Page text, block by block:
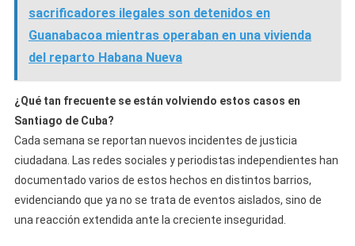
sacrificadores ilegales son detenidos en
Guanabacoa mientras operaban en una vivienda
del reparto Habana Nueva
¿Qué tan frecuente se están volviendo estos casos en
Santiago de Cuba?
Cada semana se reportan nuevos incidentes de justicia
ciudadana. Las redes sociales y periodistas independientes han
documentado varios de estos hechos en distintos barrios,
evidenciando que ya no se trata de eventos aislados, sino de
una reacción extendida ante la creciente inseguridad.